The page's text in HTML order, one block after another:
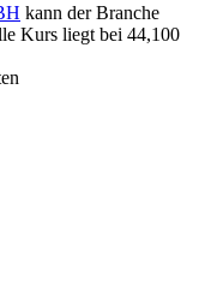
kann der Branche
Kurs liegt bei 44,100